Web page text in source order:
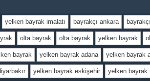
yelken bayrak imalatı bayrakçı ankara
olta bayrak olta bayrak yelken bayrak
bayrak yelken bayrak adana yelken bayrak
yelken bayrak eskişehir yelken bayrak